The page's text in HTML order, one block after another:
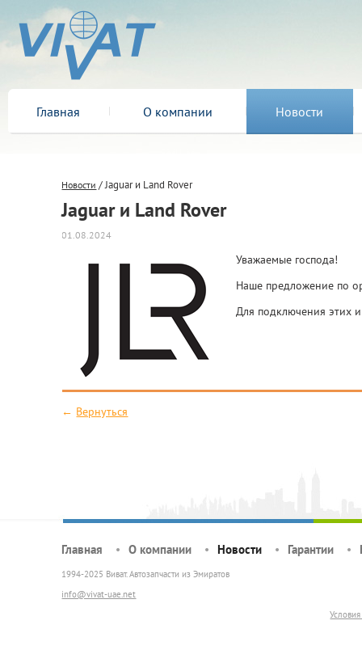
Главная О компании Новости
Новости / Jaguar и Land Rover
Jaguar и Land Rover
01.08.2024
Уважаемые господа!
Наше предложение по
Для подключения этих
← Вернуться
Главная О компании Новости Гарантии
1994-2025 Виват. Автозапчасти из Эмиратов
info@vivat-uae.net